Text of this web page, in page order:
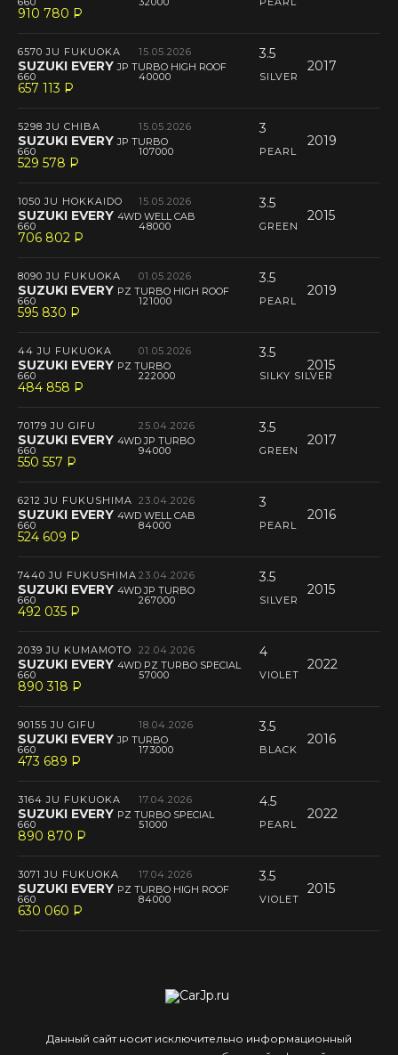
910 780 P
--
6570 JU FUKUOKA 15.05.2026 3.5
SUZUKI EVERYJP TURBO HIGH ROOF 2017
660 40000 SILVER
657 113 P
--
5298 JU CHIBA 15.05.2026 3
SUZUKI EVERYJP TURBO 2019
660 107000 PEARL
529 578 P
--
1050 JU HOKKAIDO 15.05.2026 3.5
SUZUKI EVERY 4WD WELL CAB 2015
660 48000 GREEN
706 802 P
--
8090 JU FUKUOKA 01.05.2026 3.5
SUZUKI EVERY PZ TURBO HIGH ROOF 2019
660 121000 PEARL
595 830 P
--
44 JU FUKUOKA 01.05.2026 3.5
SUZUKI EVERY PZ TURBO 2015
660 222000 SILKY SILVER
484 858 P
--
70179 JU GIFU 25.04.2026 3.5
SUZUKI EVERY 4WD JP TURBO 2017
660 94000 GREEN
550 557 P
--
6212 JU FUKUSHIMA 23.04.2026 3
SUZUKI EVERY 4WD WELL CAB 2016
660 84000 PEARL
524 609 P
--
7440 JU FUKUSHIMA 23.04.2026 3.5
SUZUKI EVERY 4WD JP TURBO 2015
660 267000 SILVER
492 035 P
--
2039 JU KUMAMOTO 22.04.2026 4
SUZUKI EVERY 4WD PZ TURBO SPECIAL 2022
660 57000 VIOLET
890 318 P
--
90155 JU GIFU 18.04.2026 3.5
SUZUKI EVERYJP TURBO 2016
660 173000 BLACK
473 689 P
--
3164 JU FUKUOKA 17.04.2026 4.5
SUZUKI EVERY PZ TURBO SPECIAL 2022
660 51000 PEARL
890 870 P
--
3071 JU FUKUOKA 17.04.2026 3.5
SUZUKI EVERY PZ TURBO HIGH ROOF 2015
660 84000 VIOLET
630 060 P
--
Данный сайт носит исключительно информационный